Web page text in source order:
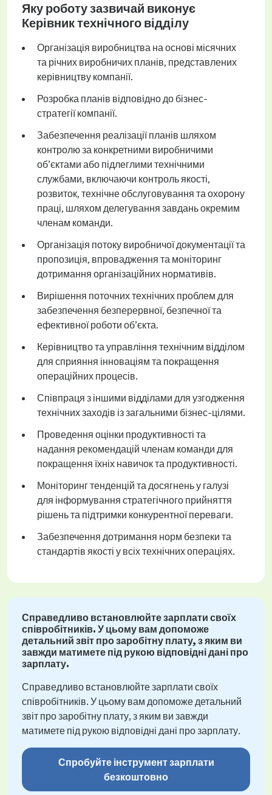
Яку роботу зазвичай виконує
Керівник технічного відділу
Організація виробництва на основі місячних
та річних виробничих планів, представлених
керівництву компанії.
Розробка планів відповідно до бізнес-
стратегії компанії.
Забезпечення реалізації планів шляхом
контролю за конкретними виробничими
об’єктами або підлеглими технічними
службами, включаючи контроль якості,
розвиток, технічне обслуговування та охорону
праці, шляхом делегування завдань окремим
членам команди.
Організація потоку виробничої документації та
пропозиція, впровадження та моніторинг
дотримання організаційних нормативів.
Вирішення поточних технічних проблем для
забезпечення безперервної, безпечної та
ефективної роботи об’єкта.
Керівництво та управління технічним відділом
для сприяння інноваціям та покращення
операційних процесів.
Співпраця з іншими відділами для узгодження
технічних заходів із загальними бізнес-цілями.
Проведення оцінки продуктивності та
надання рекомендацій членам команди для
покращення їхніх навичок та продуктивності.
Моніторинг тенденцій та досягнень у галузі
для інформування стратегічного прийняття
рішень та підтримки конкурентної переваги.
Забезпечення дотримання норм безпеки та
стандартів якості у всіх технічних операціях.
Справедливо встановлюйте зарплати своїх
співробітників. У цьому вам допоможе
детальний звіт про заробітну плату, з яким ви
завжди матимете під рукою відповідні дані про
зарплату.
Справедливо встановлюйте зарплати своїх
співробітників. У цьому вам допоможе детальний
звіт про заробітну плату, з яким ви завжди
матимете під рукою відповідні дані про зарплату.
Спробуйте інструмент зарплати
безкоштовно